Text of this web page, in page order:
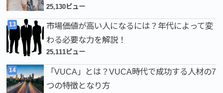
25,130ビュー
市場価値が高い人になるには？年代によって変
わる必要な力を解説！
25,111ビュー
「VUCA」とは？VUCA時代で成功する人材の7
つの特徴となり方